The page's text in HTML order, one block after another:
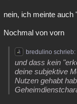
nein, ich meinte auch
Nochmal von vorn
bredulino schrieb:
und dass kein
deine subjektive
Nutzen gehabt